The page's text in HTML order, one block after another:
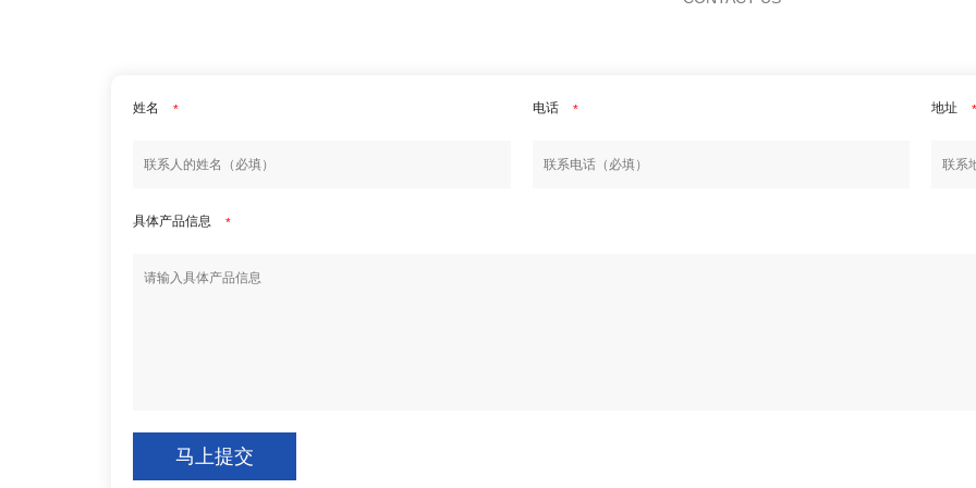
姓名 * 电话 * 地址
具体产品信息 *
马上提交